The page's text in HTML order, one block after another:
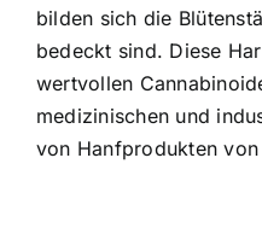
bilden sich die
bedeckt sind. Diese
wertvollen
medizinischen und
von Hanfprodukten